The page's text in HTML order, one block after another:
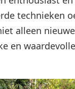
technieken
alleen
en